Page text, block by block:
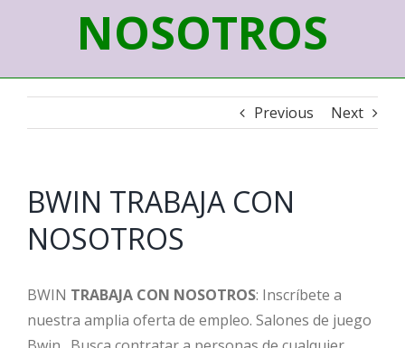
NOSOTROS
Previous Next
BWIN TRABAJA CON
NOSOTROS
BWIN TRABAJA CON NOSOTROS: Inscríbete a
nuestra amplia oferta de empleo. Salones de juego